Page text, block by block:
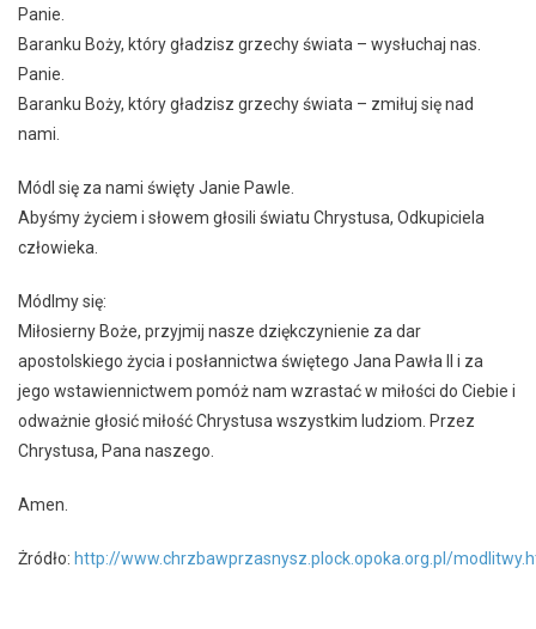
Panie.
Baranku Boży, który gładzisz grzechy świata – wysłuchaj nas.
Panie.
Baranku Boży, który gładzisz grzechy świata – zmiłuj się nad
nami.
Módl się za nami święty Janie Pawle.
Abyśmy życiem i słowem głosili światu Chrystusa, Odkupiciela
człowieka.
Módlmy się:
Miłosierny Boże, przyjmij nasze dziękczynienie za dar
apostolskiego życia i posłannictwa świętego Jana Pawła II i za
jego wstawiennictwem pomóż nam wzrastać w miłości do Ciebie i
odważnie głosić miłość Chrystusa wszystkim ludziom. Przez
Chrystusa, Pana naszego.
Amen.
Żródło: http://www.chrzbawprzasnysz.plock.opoka.org.pl/